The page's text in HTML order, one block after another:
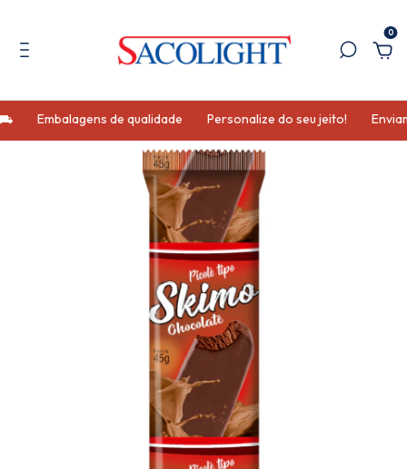
0
Embalagens de qualidade Personalize do seu jeito!